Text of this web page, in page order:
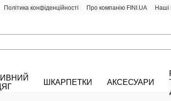
Політика конфіденційності Про компанію FINI.UA Наші
ШКАРПЕТКИ АКСЕСУАРИ